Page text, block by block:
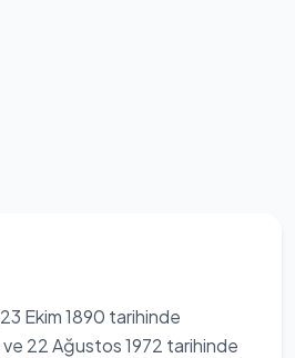
Ekim 1890 tarihinde
22 Ağustos 1972 tarihinde